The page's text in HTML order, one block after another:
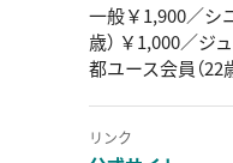
一般￥1,900／シ
歳） ￥1,000／ジ
都ユース会員（22
リンク